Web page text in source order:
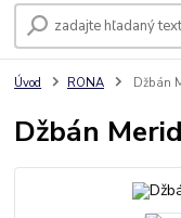
Úvod RONA Džbán
Džbán